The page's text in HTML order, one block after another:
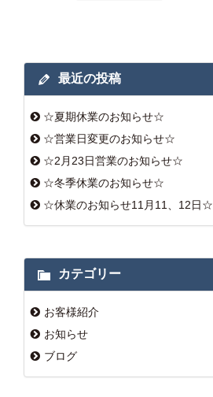
最近の投稿
☆夏期休業のお知らせ☆
☆営業日変更のお知らせ☆
☆2月23日営業のお知らせ☆
☆冬季休業のお知らせ☆
☆休業のお知らせ11月11、12日☆
カテゴリー
お客様紹介
お知らせ
ブログ